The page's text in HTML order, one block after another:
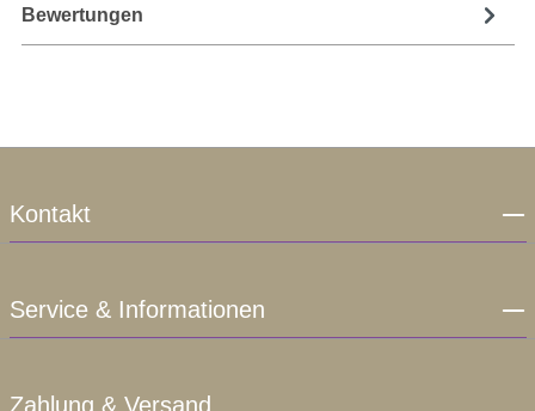
Bewertungen
Kontakt
Service & Informationen
Zahlung & Versand